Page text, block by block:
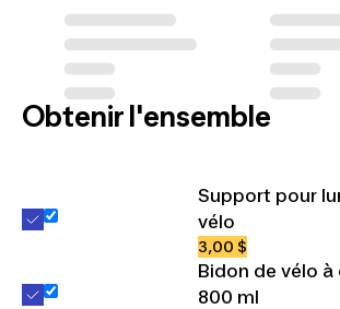
Obtenir l'ensemble
Support pour
vélo
3,00 $
Bidon de vélo
800 ml